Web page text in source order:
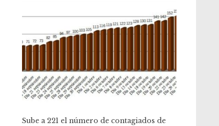
Sube a 221 el número de contagiados de